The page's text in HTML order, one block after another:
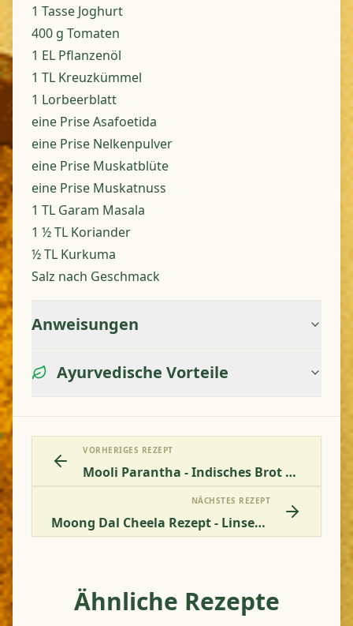
1 Tasse Joghurt
400 g Tomaten
1 EL Pflanzenöl
1 TL Kreuzkümmel
1 Lorbeerblatt
eine Prise Asafoetida
eine Prise Nelkenpulver
eine Prise Muskatblüte
eine Prise Muskatnuss
1 TL Garam Masala
1 ½ TL Koriander
½ TL Kurkuma
Salz nach Geschmack
Anweisungen
Ayurvedische Vorteile
VORHERIGES REZEPT
Mooli Parantha - Indisches Brot Gefüllt Mit Rettich
NÄCHSTES REZEPT
Moong Dal Cheela Rezept - Linsenpfannkuchen Mit Koriander-Chutney
Ähnliche Rezepte